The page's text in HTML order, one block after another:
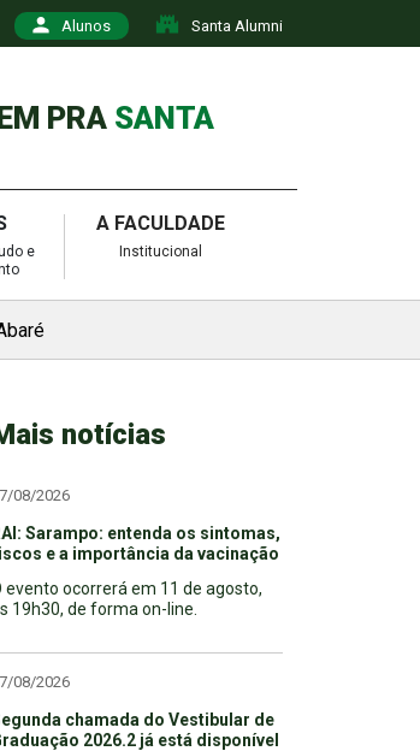
Alunos Santa Alumni
PRA SANTA
e
A FACULDADE
Institucional
notícias
08/2026
Sarampo: entenda os sintomas,
e a importância da vacinação
evento ocorrerá em 11 de agosto,
19h30, de forma on-line.
08/2026
chamada do Vestibular de
2026.2 já está disponível